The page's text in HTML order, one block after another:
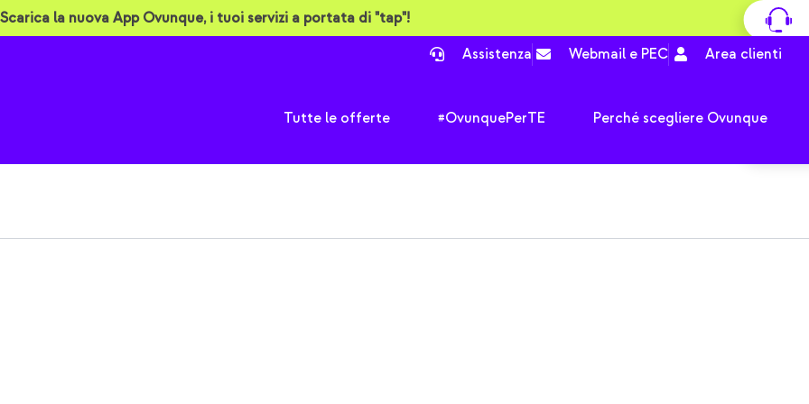
Scarica la nuova App Ovunque, i tuoi servizi a portata di "tap"!
Assistenza Webmail e PEC Area clienti
Tutte le offerte Apri Tutte le offerte
#OvunquePerTE Apri #OvunquePerTE
Perché scegliere Ovunque